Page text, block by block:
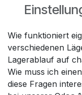
Wie funktioniert
verschiedenen
Lagerablauf auf
Wie muss ich
diese Fragen